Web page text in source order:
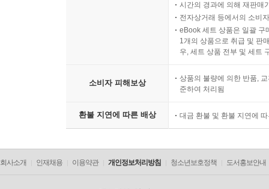
시간의 경과에 의해 재판매
전자상거래 등에서의 소비
eBook 세트 상품은 일괄 구
1개의 상품으로 취급 및 판
우, 세트 상품 전부 및 세트
소비자 피해보상
상품의 불량에 의한 반품,
준하여 처리됨
환불 지연에 따른 배상 대금 환불 및 환불 지연에
회사소개 인재채용 이용약관 개인정보처리방침 청소년보호정책 도서홍보안내